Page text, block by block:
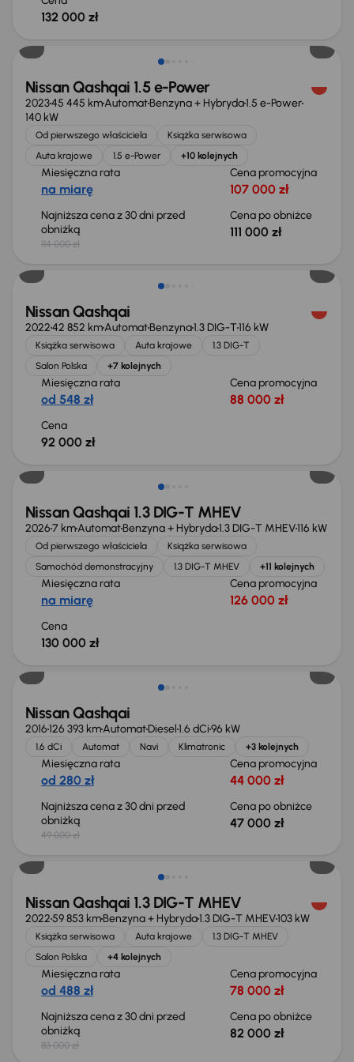
132 000 zł
Nissan Qashqai 1.5 e-Power
202345 445 kmAutomatBenzyna + Hybryda1.5 e-Power
140 kW
Od pierwszego właściciela
Książka serwisowa
Auta krajowe
1.5 e-Power +10 kolejnych
Miesięczna rata
na miarę
Cena promocyjna
107 000 zł
Najniższa cena z 30 dni przed
obniżką
114 000 zł
Cena po obniżce
111 000 zł
Nissan Qashqai
202242 852 kmAutomatBenzyna1.3 DIG-T116 kW
Książka serwisowa Auta krajowe
1.3 DIG-T
Salon Polska
+7 kolejnych
Miesięczna rata
od 548 zł
Cena promocyjna
88 000 zł
Cena
92 000 zł
Nissan Qashqai 1.3 DIG-T MHEV
20267 kmAutomatBenzyna + Hybryda1.3 DIG-T MHEV116 kW
Od pierwszego właściciela
Książka serwisowa
Samochód demonstracyjny
1.3 DIG-T MHEV +11 kolejnych
Miesięczna rata
na miarę
Cena promocyjna
126 000 zł
Cena
130 000 zł
Nissan Qashqai
2016126 393 kmAutomatDiesel1.6 dCi96 kW
1.6 dCi Automat Navi Klimatronic +3 kolejnych
Miesięczna rata
od 280 zł
Cena promocyjna
44 000 zł
Najniższa cena z 30 dni przed
obniżką
49 000 zł
Cena po obniżce
47 000 zł
Taniej o 1 000 zł
Nissan Qashqai 1.3 DIG-T MHEV
202259 853 kmBenzyna + Hybryda1.3 DIG-T MHEV103 kW
Książka serwisowa Auta krajowe
1.3 DIG-T MHEV
Salon Polska
+4 kolejnych
Miesięczna rata
od 488 zł
Cena promocyjna
78 000 zł
Najniższa cena z 30 dni przed
obniżką
83 000 zł
Cena po obniżce
82 000 zł